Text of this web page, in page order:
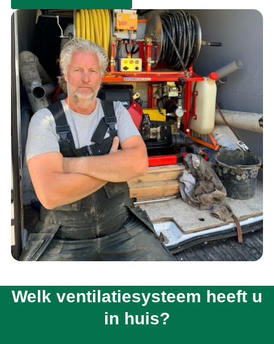
Welk ventilatiesysteem heeft u
in huis?​